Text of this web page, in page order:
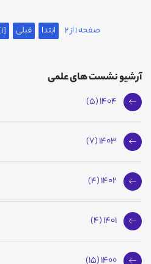
صفحه 1 از 2 ابتدا قبلی [1]
آرشیو نشست های علمی
1404 (5)
1403 (7)
1402 (4)
1401 (4)
1400 (15)